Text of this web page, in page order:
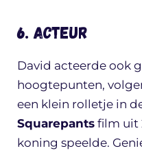
6. Acteur
David acteerde ook
hoogtepunten,
een klein rolletje in
Squarepants film uit
koning speelde.